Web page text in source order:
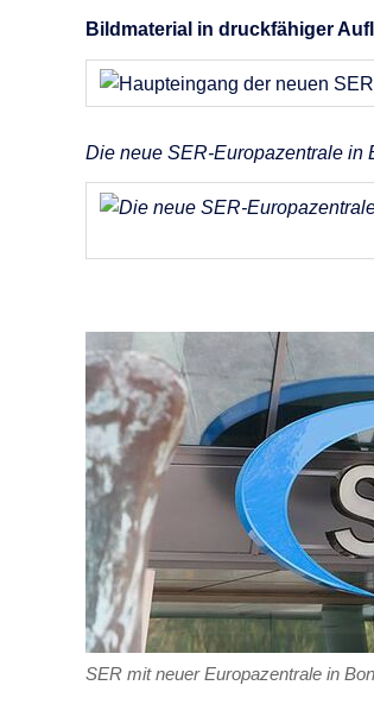
Bildmaterial in druckfähiger
Die neue SER-Europazentrale in
SER mit neuer Europazentrale in